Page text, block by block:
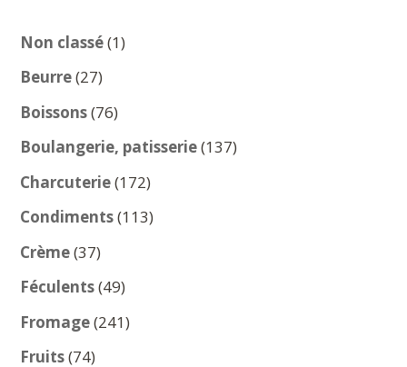
Non classé 11
Beurre 2727
produits
Boissons 7676
produits
Boulangerie, patisserie 137137
Charcuterie 172172
produits
Condiments 113113
Crème 3737
produits
Féculents 4949
produits
Fromage 241241
Fruits 7474